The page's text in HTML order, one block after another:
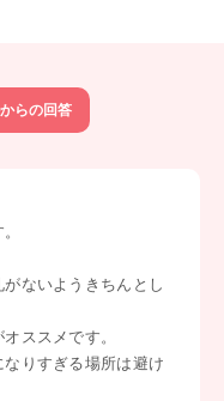
らの回答
ないようきちんとし
ススメです。
りすぎる場所は避け